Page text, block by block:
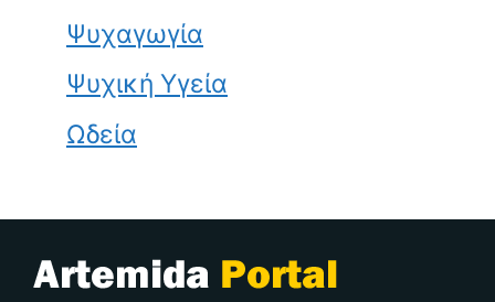
Ψυχαγωγία
Ψυχική Υγεία
Ωδεία